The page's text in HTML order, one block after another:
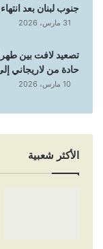
جنوب لبنان بعد
31 مارس، 2026
تصعيد لافت بين
حادة من لاريجاني
10 مارس، 2026
الأكثر شعبية